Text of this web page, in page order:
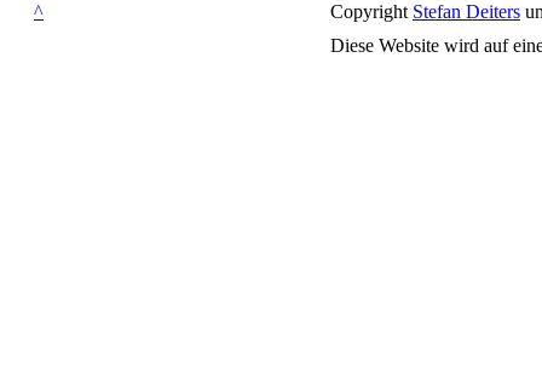
^ Copyright Stefan Deiters
Diese Website wird auf